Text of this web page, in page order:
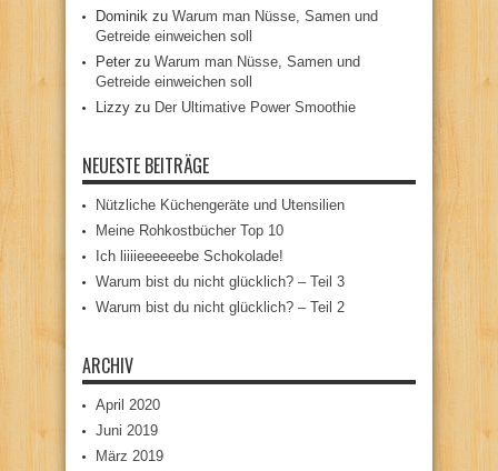
Dominik zu Warum man Nüsse, Samen und
Getreide einweichen soll
Peter zu Warum man Nüsse, Samen und
Getreide einweichen soll
Lizzy zu Der Ultimative Power Smoothie
NEUESTE BEITRÄGE
Nützliche Küchengeräte und Utensilien
Meine Rohkostbücher Top 10
Ich liiiieeeeeebe Schokolade!
Warum bist du nicht glücklich? – Teil 3
Warum bist du nicht glücklich? – Teil 2
ARCHIV
April 2020
Juni 2019
März 2019